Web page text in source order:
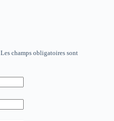
Les champs obligatoires sont